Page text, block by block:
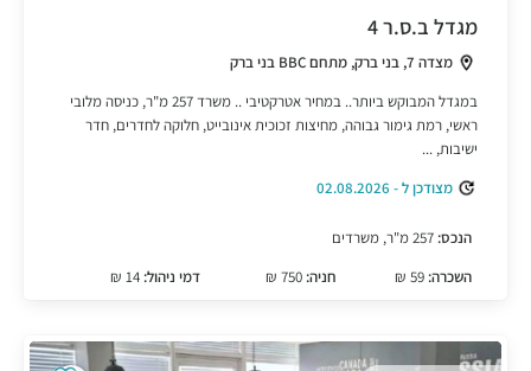
מגדל ב.ס.ר 4
מצדה 7, בני ברק, מתחם BBC בני ברק
במגדל המבוקש ביותר.. במחיר אטרקטיבי .. משרד 257 מ"ר, כניסה מלובי
ראשי, רמת גימור גבוהה, מחיצות זכוכית אינובייט, חלוקה לחדרים, חדר
ישיבות, ...
מצודכן ל - 02.08.2026
הנכס:
השכרה:
חניה: 750 ₪ דמי ניהול: